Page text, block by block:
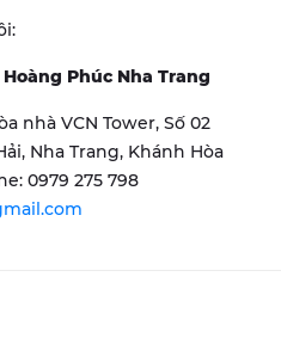
Phúc Nha Trang
nhà VCN Tower, Số 02
Nha Trang, Khánh Hòa
0979 275 798